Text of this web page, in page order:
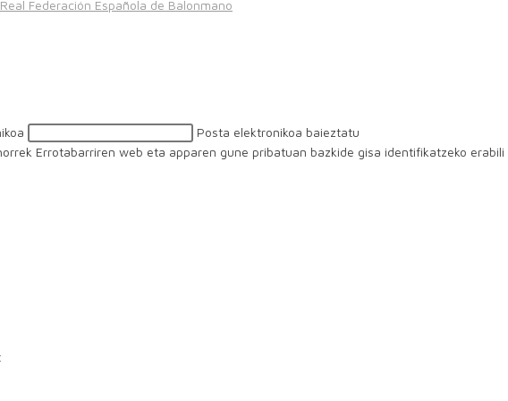
Real Federación Española de Balonmano
Posta elektronikoa baieztatu
Errotabarriren web eta apparen gune pribatuan bazkide gisa identifikatzeko erabili